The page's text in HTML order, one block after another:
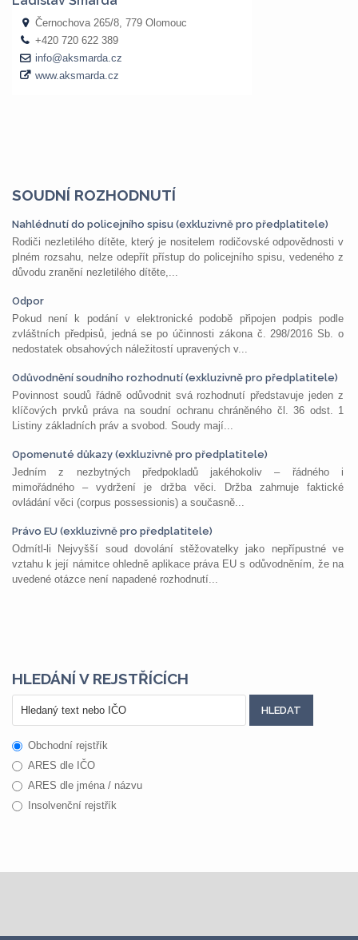
SOUDNÍ ROZHODNUTÍ
Nahlédnutí do policejního spisu (exkluzivně pro předplatitele)
Rodiči nezletilého dítěte, který je nositelem rodičovské odpovědnosti v
plném rozsahu, nelze odepřít přístup do policejního spisu, vedeného z
důvodu zranění nezletilého dítěte,...
Odpor
Pokud není k podání v elektronické podobě připojen podpis podle
zvláštních předpisů, jedná se po účinnosti zákona č. 298/2016 Sb. o
nedostatek obsahových náležitostí upravených v...
Odůvodnění soudního rozhodnutí (exkluzivně pro předplatitele)
Povinnost soudů řádně odůvodnit svá rozhodnutí představuje jeden z
klíčových prvků práva na soudní ochranu chráněného čl. 36 odst. 1
Listiny základních práv a svobod. Soudy mají...
Opomenuté důkazy (exkluzivně pro předplatitele)
Jedním z nezbytných předpokladů jakéhokoliv – řádného i
mimořádného – vydržení je držba věci. Držba zahrnuje faktické
ovládání věci (corpus possessionis) a současně...
Právo EU (exkluzivně pro předplatitele)
Odmítl-li Nejvyšší soud dovolání stěžovatelky jako nepřípustné ve
vztahu k její námitce ohledně aplikace práva EU s odůvodněním, že na
uvedené otázce není napadené rozhodnutí...
HLEDÁNÍ V REJSTŘÍCÍCH
Obchodní rejstřík
ARES dle IČO
ARES dle jména / názvu
Insolvenční rejstřík